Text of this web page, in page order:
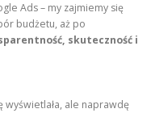
Ads – my zajmiemy się
budżetu, aż po
skuteczność i
wyświetlała, ale naprawdę